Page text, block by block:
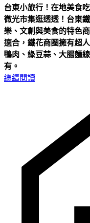
台東小旅行！在地美食
微光市集逛透透！ 台東
樂、文創與美食的特色
適合，鐵花商圈擁有超
鴨肉、綠豆蒜、大腸麵
有。
繼續閱讀